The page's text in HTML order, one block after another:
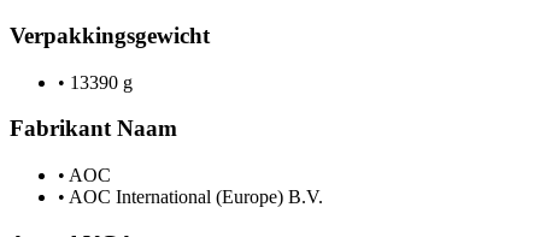
Verpakkingsgewicht
• 13390 g
Fabrikant Naam
• AOC
• AOC International (Europe) B.V.